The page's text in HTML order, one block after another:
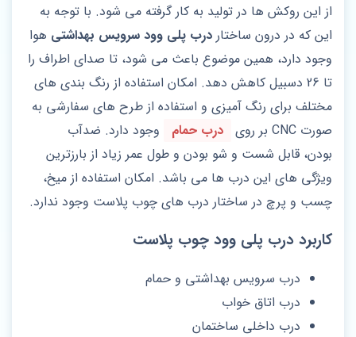
از این روکش ها در تولید به کار گرفته می شود. با توجه به
این که در درون ساختار درب پلی وود سرویس بهداشتی هوا
وجود دارد، همین موضوع باعث می شود، تا صدای اطراف را
تا 26 دسبیل کاهش دهد. امکان استفاده از رنگ بندی های
مختلف برای رنگ آمیزی و استفاده از طرح های سفارشی به
صورت CNC بر روی
درب حمام
وجود دارد. ضدآب
بودن، قابل شست و شو بودن و طول عمر زیاد از بارزترین
ویژگی های این درب ها می باشد. امکان استفاده از میخ،
چسب و پرچ در ساختار درب های چوب پلاست وجود ندارد.
کاربرد درب پلی وود چوب پلاست
درب سرویس بهداشتی و حمام
درب اتاق خواب
درب داخلی ساختمان